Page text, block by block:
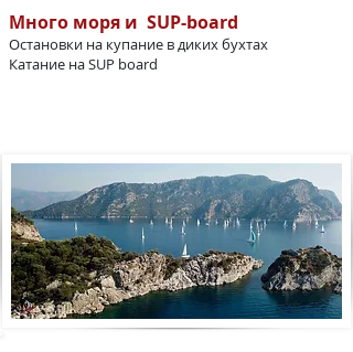
Много моря и SUP-board
Остановки на купание в диких бухтах
Катание на SUP board